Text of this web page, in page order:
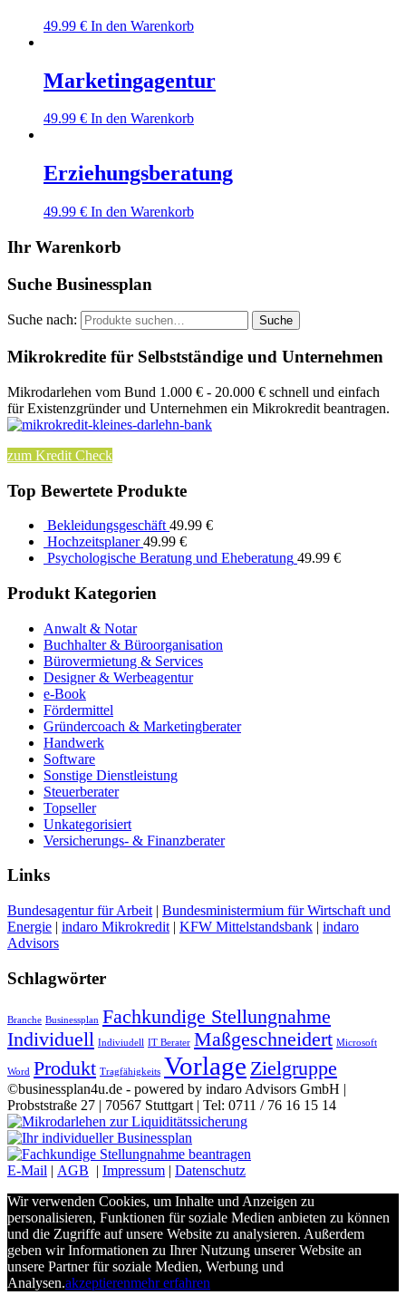
49.99 € In den Warenkorb
Marketingagentur
49.99 € In den Warenkorb
Erziehungsberatung
49.99 € In den Warenkorb
Ihr Warenkorb
Suche Businessplan
Suche nach: Suche
Mikrokredite für Selbstständige und Unternehmen
Mikrodarlehen vom Bund 1.000 € - 20.000 € schnell und einfach
für Existenzgründer und Unternehmen ein Mikrokredit beantragen.
zum Kredit Check
Top Bewertete Produkte
Bekleidungsgeschäft 49.99 €
Hochzeitsplaner 49.99 €
Psychologische Beratung und Eheberatung 49.99 €
Produkt Kategorien
Anwalt & Notar
Buchhalter & Büroorganisation
Bürovermietung & Services
Designer & Werbeagentur
e-Book
Fördermittel
Gründercoach & Marketingberater
Handwerk
Software
Sonstige Dienstleistung
Steuerberater
Topseller
Unkategorisiert
Versicherungs- & Finanzberater
Links
Bundesagentur für Arbeit | Bundesministermium für Wirtschaft und
Energie | indaro Mikrokredit | KFW Mittelstandsbank | indaro
Advisors
Schlagwörter
Branche Businessplan Fachkundige Stellungnahme
Individuell Indiviudell IT Berater Maßgeschneidert Microsoft
Word Produkt Tragfähigkeits Vorlage Zielgruppe
©businessplan4u.de - powered by indaro Advisors GmbH |
Probststraße 27 | 70567 Stuttgart | Tel: 0711 / 76 16 15 14
E-Mail | AGB | Impressum | Datenschutz
Wir verwenden Cookies, um Inhalte und Anzeigen zu
personalisieren, Funktionen für soziale Medien anbieten zu können
und die Zugriffe auf unsere Website zu analysieren. Außerdem
geben wir Informationen zu Ihrer Nutzung unserer Website an
unsere Partner für soziale Medien, Werbung und
Analysen.akzeptierenmehr erfahren